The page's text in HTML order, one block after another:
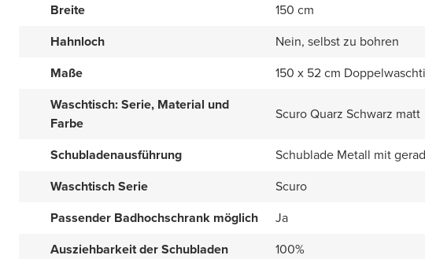
Breite
150 cm
Hahnloch
Nein, selbst zu bohren
Maße
150 x 52 cm
Waschtisch: Serie, Material und
Farbe
Scuro Quarz Schwarz matt
Schubladenausführung
Schublade Metall mit
Waschtisch Serie
Scuro
Passender Badhochschrank möglich
Ja
Ausziehbarkeit der Schubladen
100%